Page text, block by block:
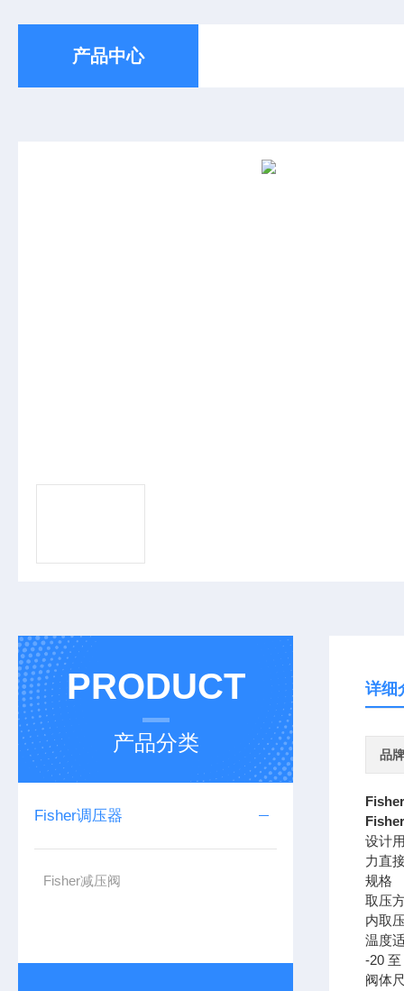
产品中心
PRODUCT
产品分类
Fisher调压器
Fisher减压阀
详细
品牌
设计
力直
规格
取压
内取
温度
-20 至
阀体